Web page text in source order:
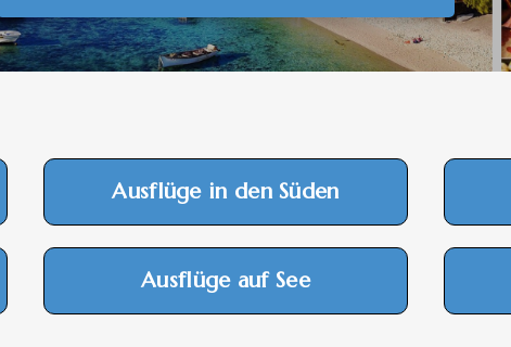
Ausflüge in den Süden
Ausflüge auf See